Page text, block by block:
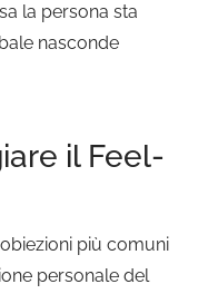
la persona sta
nasconde
il Feel-
più comuni
personale del